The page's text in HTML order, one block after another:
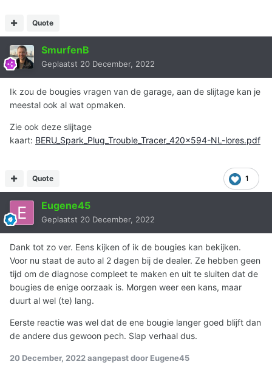
Quote
SmurfenB
Geplaatst 20 December, 2022
Ik zou de bougies vragen van de garage, aan de slijtage kan je
meestal ook al wat opmaken.
Zie ook deze slijtage
kaart: BERU_Spark_Plug_Trouble_Tracer_420x594-NL-lores.pdf
1
Quote
Eugene45
Geplaatst 20 December, 2022
Dank tot zo ver. Eens kijken of ik de bougies kan bekijken.
Voor nu staat de auto al 2 dagen bij de dealer. Ze hebben geen
tijd om de diagnose compleet te maken en uit te sluiten dat de
bougies de enige oorzaak is. Morgen weer een kans, maar
duurt al wel (te) lang.
Eerste reactie was wel dat de ene bougie langer goed blijft dan
de andere dus gewoon pech. Slap verhaal dus.
20 December, 2022aangepast door Eugene45